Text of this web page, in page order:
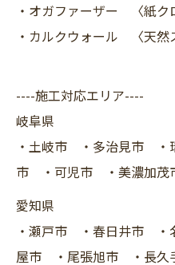
・オガファーザー 〈紙ク
・カルクウォール 〈天然
----施工対応エリア----
岐阜県
・土岐市 ・多治見市
市 ・可児市 ・美濃加
愛知県
・瀬戸市 ・春日井市
屋市 ・尾張旭市 ・長